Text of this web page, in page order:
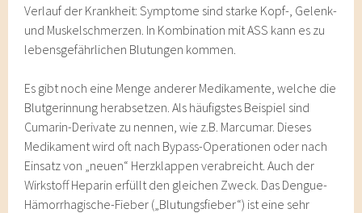
Verlauf der Krankheit: Symptome sind starke Kopf-, Gelenk-
und Muskelschmerzen. In Kombination mit ASS kann es zu
lebensgefährlichen Blutungen kommen.
Es gibt noch eine Menge anderer Medikamente, welche die
Blutgerinnung herabsetzen. Als häufigstes Beispiel sind
Cumarin-Derivate zu nennen, wie z.B. Marcumar. Dieses
Medikament wird oft nach Bypass-Operationen oder nach
Einsatz von „neuen“ Herzklappen verabreicht. Auch der
Wirkstoff Heparin erfüllt den gleichen Zweck. Das Dengue-
Hämorrhagische-Fieber („Blutungsfieber“) ist eine sehr